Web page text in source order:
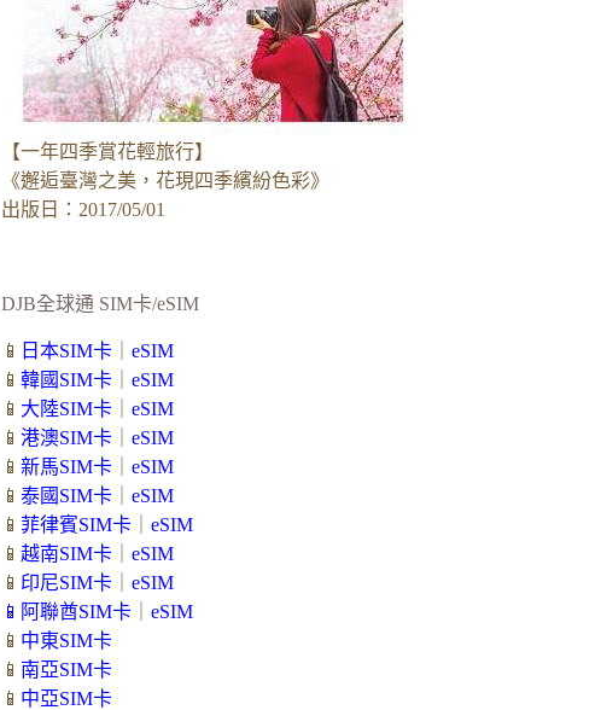
【一年四季賞花輕旅行】
《邂逅臺灣之美，花現四季繽紛色彩》
出版日：2017/05/01
DJB全球通 SIM卡/eSIM
📱 日本SIM卡｜ eSIM
📱 韓國SIM卡｜ eSIM
📱 大陸SIM卡｜ eSIM
📱 港澳SIM卡｜ eSIM
📱 新馬SIM卡｜ eSIM
📱 泰國SIM卡｜ eSIM
📱 菲律賓SIM卡｜ eSIM
📱 越南SIM卡｜ eSIM
📱 印尼SIM卡｜ eSIM
📱 阿聯酋SIM卡｜ eSIM
📱 中東SIM卡
📱 南亞SIM卡
📱 中亞SIM卡